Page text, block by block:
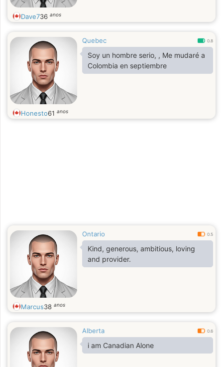
Dave736 anos
Quebec 0.8
Soy un hombre serio, , Me mudaré a
Colombia en septiembre
Honesto61 anos
Ontario 0.5
Kind, generous, ambitious, loving
and provider.
Marcus38 anos
Alberta 0.6
i am Canadian Alone